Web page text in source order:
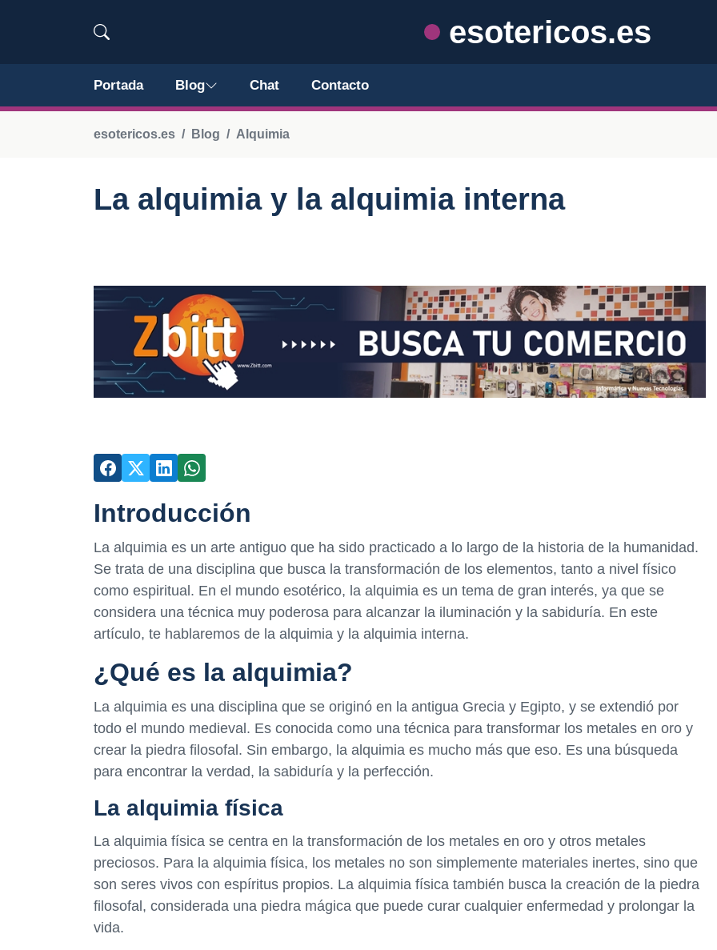
esotericos.es
Portada Blog Chat Contacto
esotericos.es Blog Alquimia
La alquimia y la alquimia interna
Introducción
La alquimia es un arte antiguo que ha sido practicado a lo largo de la historia de la humanidad.
Se trata de una disciplina que busca la transformación de los elementos, tanto a nivel físico
como espiritual. En el mundo esotérico, la alquimia es un tema de gran interés, ya que se
considera una técnica muy poderosa para alcanzar la iluminación y la sabiduría. En este
artículo, te hablaremos de la alquimia y la alquimia interna.
¿Qué es la alquimia?
La alquimia es una disciplina que se originó en la antigua Grecia y Egipto, y se extendió por
todo el mundo medieval. Es conocida como una técnica para transformar los metales en oro y
crear la piedra filosofal. Sin embargo, la alquimia es mucho más que eso. Es una búsqueda
para encontrar la verdad, la sabiduría y la perfección.
La alquimia física
La alquimia física se centra en la transformación de los metales en oro y otros metales
preciosos. Para la alquimia física, los metales no son simplemente materiales inertes, sino que
son seres vivos con espíritus propios. La alquimia física también busca la creación de la piedra
filosofal, considerada una piedra mágica que puede curar cualquier enfermedad y prolongar la
vida.